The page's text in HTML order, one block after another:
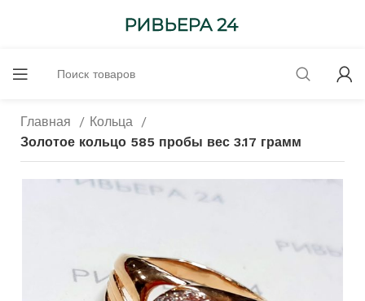
Главная
Кольца
Золотое кольцо 585 пробы вес 3.17 грамм